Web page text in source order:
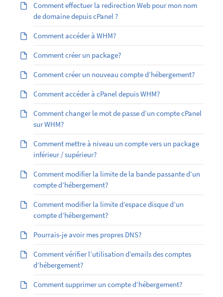
Comment effectuer la redirection Web pour mon nom
de domaine depuis cPanel ?
Comment accéder à WHM?
Comment créer un package?
Comment créer un nouveau compte d’hébergement?
Comment accéder à cPanel depuis WHM?
Comment changer le mot de passe d’un compte cPanel
sur WHM?
Comment mettre à niveau un compte vers un package
inférieur / supérieur?
Comment modifier la limite de la bande passante d’un
compte d’hébergement?
Comment modifier la limite d’espace disque d’un
compte d’hébergement?
Pourrais-je avoir mes propres DNS?
Comment vérifier l’utilisation d’emails des comptes
d’hébergement?
Comment supprimer un compte d’hébergement?